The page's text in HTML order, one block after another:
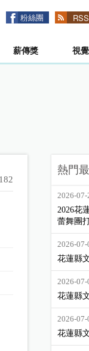
粉絲團 RSS
薪傳獎 視
熱門
2026-07-
2026花
蕾舞團
2026-07-
花蓮縣
2026-07-
花蓮縣
2026-07-
花蓮縣